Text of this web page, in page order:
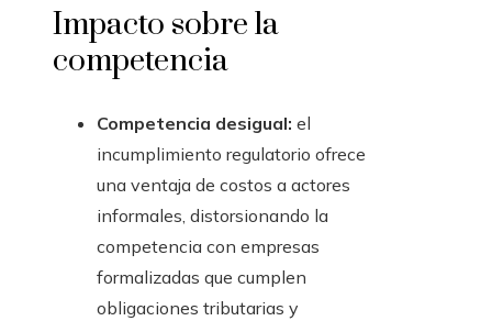
Impacto sobre la
competencia
Competencia desigual: el
incumplimiento regulatorio ofrece
una ventaja de costos a actores
informales, distorsionando la
competencia con empresas
formalizadas que cumplen
obligaciones tributarias y